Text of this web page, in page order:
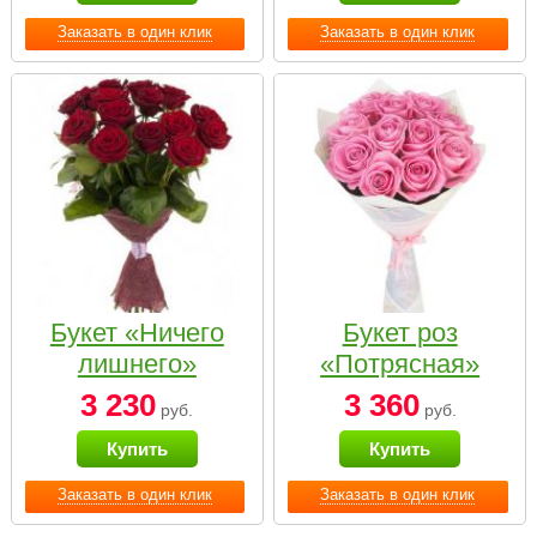
Заказать в один клик Заказать в один клик
Заказать в один клик
Букет «Ничего
лишнего»
3 230 руб.
Купить
Заказать в один клик
Букет роз
«Потрясная»
3 360руб.
Купить